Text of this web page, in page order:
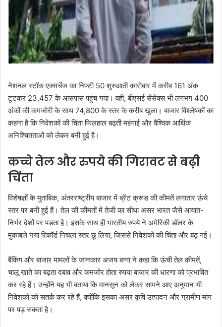
नेशनल स्टॉक एक्सचेंज का निफ्टी 50 शुरुआती कारोबार में करीब 161 अंक
टूटकर 23,457 के आसपास पहुंच गया। वहीं, बीएसई सेंसेक्स भी लगभग 400
अंकों की कमजोरी के साथ 74,800 के स्तर के करीब खुला। बाजार विश्लेषकों का
कहना है कि निवेशकों की चिंता फिलहाल बढ़ती महंगाई और वैश्विक आर्थिक
अनिश्चितताओं को लेकर बनी हुई है।
कच्चे तेल और रुपये की गिरावट से बढ़ी
चिंता
विशेषज्ञों के मुताबिक, अंतरराष्ट्रीय बाजार में ब्रेंट क्रूड की कीमतें लगातार ऊंचे
स्तर पर बनी हुई हैं। तेल की कीमतों में तेजी का सीधा असर भारत जैसे आयात-
निर्भर देशों पर पड़ता है। इसके साथ ही भारतीय रुपये ने अमेरिकी डॉलर के
मुकाबले नया रिकॉर्ड निचला स्तर छू लिया, जिससे निवेशकों की चिंता और बढ़ गई।
बैंकिंग और बाजार मामलों के जानकार अजय बग्गा ने कहा कि ऊंची तेल कीमतें,
चालू खाते का बढ़ता दबाव और कमजोर होता रुपया बाजार की धारणा को प्रभावित
कर रहे हैं। उन्होंने यह भी बताया कि मानसून को लेकर सामने आए अनुमान भी
निवेशकों को सतर्क कर रहे हैं, क्योंकि इसका असर कृषि उत्पादन और ग्रामीण मांग
पर पड़ सकता है।